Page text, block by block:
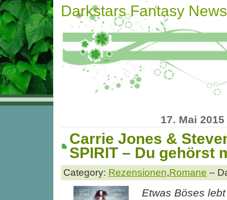
Darkstars Fantasy News
17. Mai 2015
Carrie Jones &
SPIRIT – Du gehörst
Category: Rezensionen,Romane –
Etwas Böses